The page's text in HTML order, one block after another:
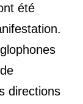
été
directions